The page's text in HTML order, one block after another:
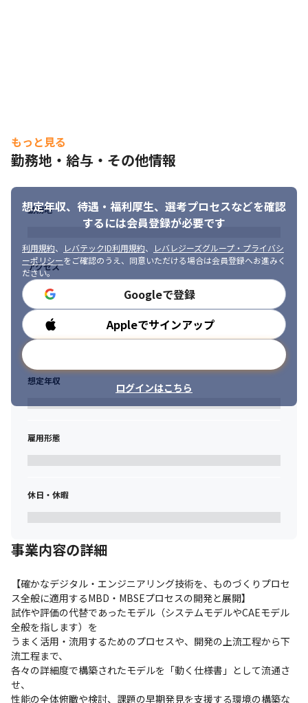
もっと見る
勤務地・給与・その他情報
想定年収、待遇・福利厚生、 選考プロセスなどを確認
するには会員登録が必要です
利用規約、 レバテックID利用規約、
レバレジーズグループ・プライバシ
ーポリシーをご確認のうえ、同意いただける場合は会員登録へお進みく
ださい。
Googleで登録
Appleでサインアップ
ログインはこちら
勤務地
アクセス
勤務時間
想定年収
雇用形態
休日・休暇
事業内容の詳細
【確かなデジタル・エンジニアリング技術を、ものづくりプロセ
ス全般に適用するMBD・MBSEプロセスの開発と展開】
試作や評価の代替であったモデル（システムモデルやCAEモデル
全般を指します）を
うまく活用・流用するためのプロセスや、開発の上流工程から下
流工程まで、
各々の詳細度で構築されたモデルを「動く仕様書」として流通さ
せ、
性能の全体俯瞰や検討、課題の早期発見を支援する環境の構築な